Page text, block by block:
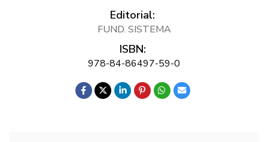
Editorial:
FUND. SISTEMA
ISBN:
978-84-86497-59-0